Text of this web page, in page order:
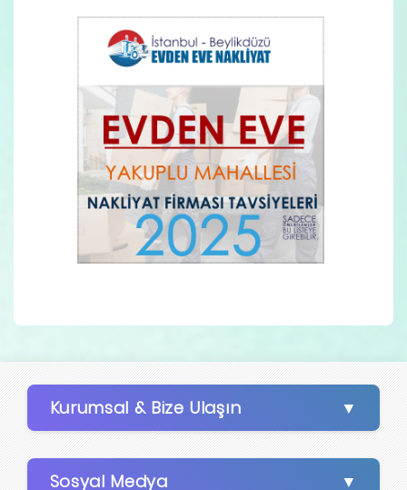
Kurumsal & Bize Ulaşın
Sosyal Medya